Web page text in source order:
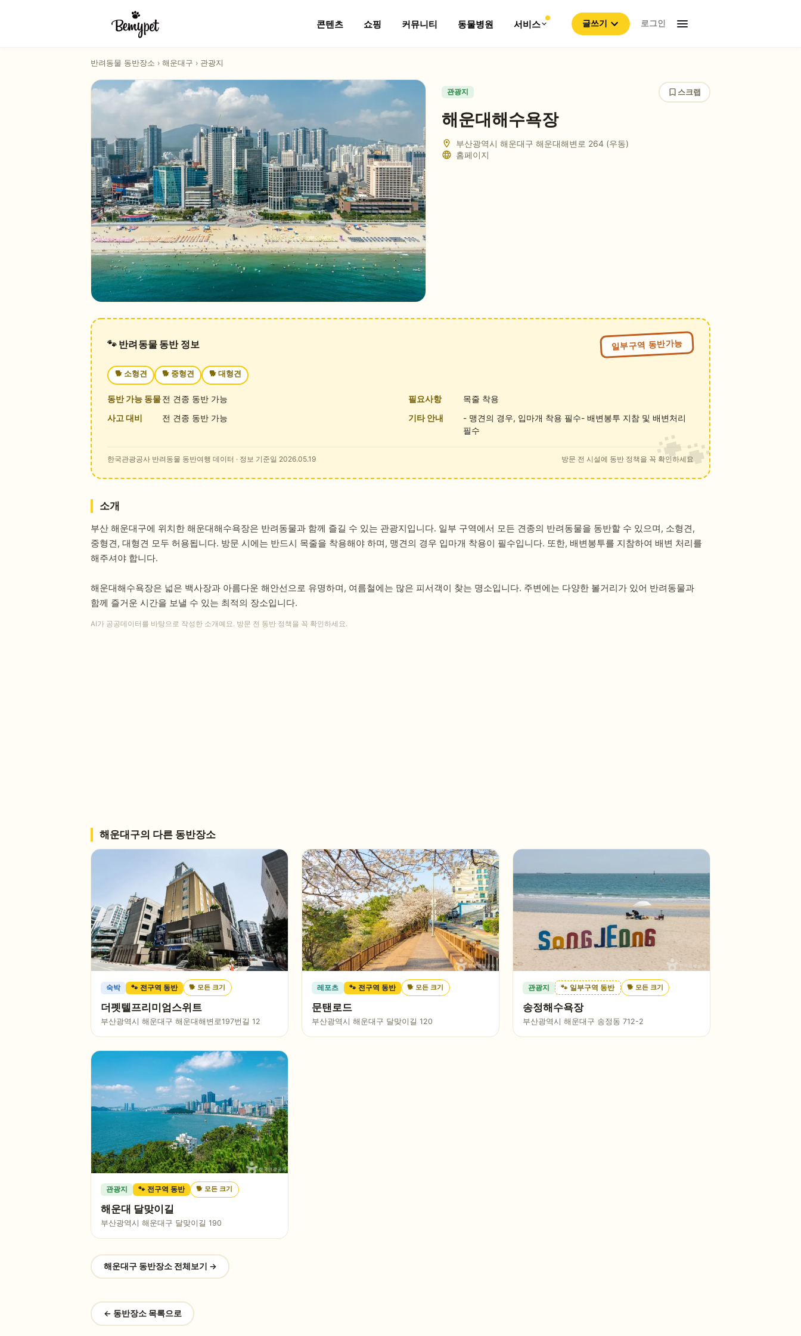
콘텐츠 쇼핑 커뮤니티 동물병원 서비스 글쓰기 로그인
반려동물 동반장소 › 해운대구 › 관광지
관광지 스크랩
해운대해수욕장
부산광역시 해운대구 해운대해변로 264 (우동)
홈페이지
🐾 반려동물 동반 정보 일부구역 동반가능
🐕 소형견 🐕 중형견 🐕 대형견
동반 가능 동물전 견종 동반 가능 필요사항
목줄 착용
사고 대비
전 견종 동반 가능 기타 안내
- 맹견의 경우, 입마개 착용 필수- 배변봉투 지참 및 배변처리
필수
한국관광공사 반려동물 동반여행 데이터 · 정보 기준일 2026.05.19 방문 전 시설에 동반 정책을 꼭 확인하세요
소개
부산 해운대구에 위치한 해운대해수욕장은 반려동물과 함께 즐길 수 있는 관광지입니다. 일부 구역에서 모든 견종의 반려동물을 동반할 수 있으며, 소형견,
중형견, 대형견 모두 허용됩니다. 방문 시에는 반드시 목줄을 착용해야 하며, 맹견의 경우 입마개 착용이 필수입니다. 또한, 배변봉투를 지참하여 배변 처리를
해주셔야 합니다.
해운대해수욕장은 넓은 백사장과 아름다운 해안선으로 유명하며, 여름철에는 많은 피서객이 찾는 명소입니다. 주변에는 다양한 볼거리가 있어 반려동물과
함께 즐거운 시간을 보낼 수 있는 최적의 장소입니다.
AI가 공공데이터를 바탕으로 작성한 소개예요. 방문 전 동반 정책을 꼭 확인하세요.
해운대구의 다른 동반장소
숙박 🐾 전구역 동반 🐕 모든 크기
더펫텔프리미엄스위트
부산광역시 해운대구 해운대해변로197번길 12
레포츠 🐾 전구역 동반 🐕 모든 크기
문탠로드
부산광역시 해운대구 달맞이길 120
관광지 🐾 일부구역 동반 🐕 모든 크기
송정해수욕장
부산광역시 해운대구 송정동 712-2
관광지 🐾 전구역 동반 🐕모든 크기
해운대 달맞이길
부산광역시 해운대구 달맞이길 190
해운대구동반장소 전체보기 →
← 동반장소 목록으로